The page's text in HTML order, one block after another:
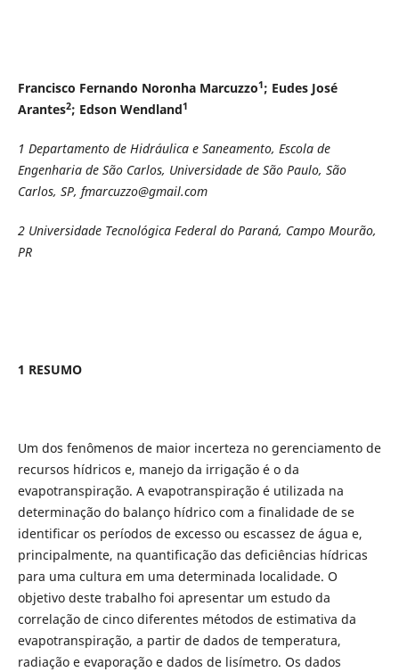
Francisco Fernando Noronha Marcuzzo1; Eudes José
Arantes2; Edson Wendland1
1 Departamento de Hidráulica e Saneamento, Escola de
Engenharia de São Carlos, Universidade de São Paulo, São
Carlos, SP, fmarcuzzo@gmail.com
2 Universidade Tecnológica Federal do Paraná, Campo Mourão,
PR
1 RESUMO
Um dos fenômenos de maior incerteza no gerenciamento de
recursos hídricos e, manejo da irrigação é o da
evapotranspiração. A evapotranspiração é utilizada na
determinação do balanço hídrico com a finalidade de se
identificar os períodos de excesso ou escassez de água e,
principalmente, na quantificação das deficiências hídricas
para uma cultura em uma determinada localidade. O
objetivo deste trabalho foi apresentar um estudo da
correlação de cinco diferentes métodos de estimativa da
evapotranspiração, a partir de dados de temperatura,
radiação e evaporação e dados de lisímetro. Os dados